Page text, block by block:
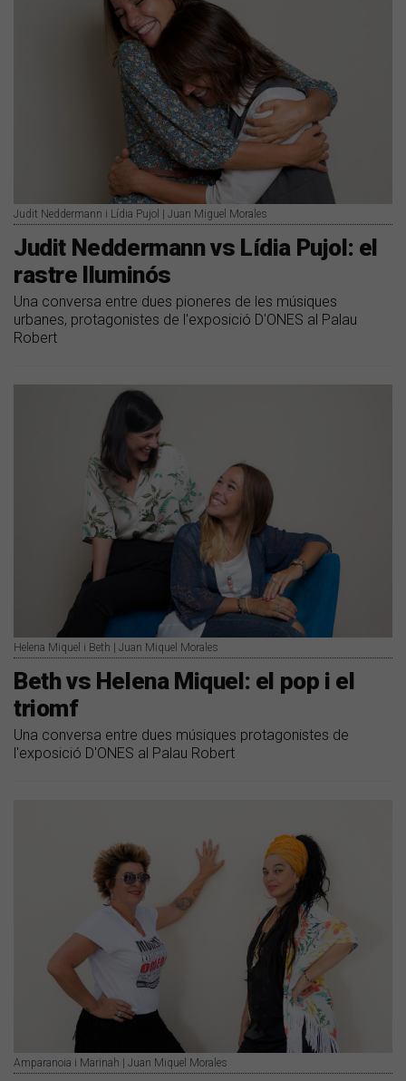
Judit Neddermann i Lídia Pujol | Juan Miguel Morales
Judit Neddermann vs Lídia Pujol: el
rastre lluminós
Una conversa entre dues pioneres de les músiques
urbanes, protagonistes de l'exposició D'ONES al Palau
Robert
Helena Miquel i Beth | Juan Miquel Morales
Beth vs Helena Miquel: el pop i el
triomf
Una conversa entre dues músiques protagonistes de
l'exposició D'ONES al Palau Robert
Amparanoia i Marinah | Juan Miquel Morales